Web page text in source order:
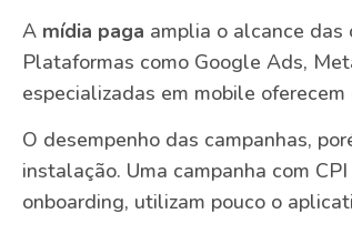
A mídia paga amplia o alcance das
Plataformas como Google Ads,
especializadas em mobile
O desempenho das campanhas,
instalação. Uma campanha com
onboarding, utilizam pouco o